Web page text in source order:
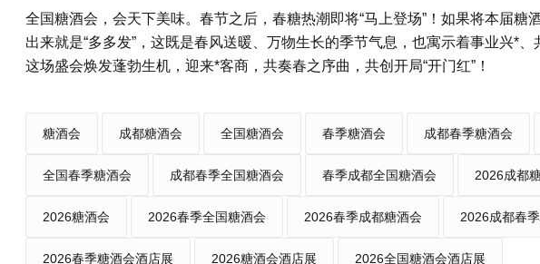
全国糖酒会，会天下美味。春节之后，春糖热潮即将“马上登场”！如果将本届糖
出来就是“多多发”，这既是春风送暖、万物生长的季节气息，也寓示着事业兴*
这场盛会焕发蓬勃生机，迎来*客商，共奏春之序曲，共创开局“开门红”！
糖酒会 成都糖酒会 全国糖酒会 春季糖酒会 成都春季糖酒会
全国春季糖酒会 成都春季全国糖酒会 春季成都全国糖酒会 2026成都
2026糖酒会 2026春季全国糖酒会 2026春季成都糖酒会 2026成都春
2026春季糖酒会酒店展 2026糖酒会酒店展 2026全国糖酒会酒店展